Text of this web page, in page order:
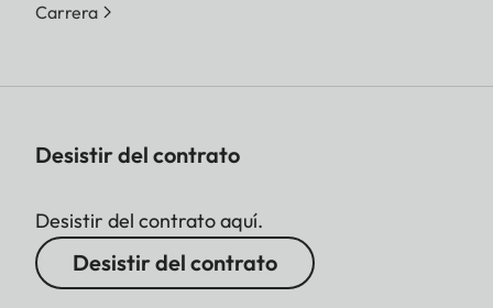
Carrera
Desistir del contrato
Desistir del contrato aquí.
Desistir del contrato